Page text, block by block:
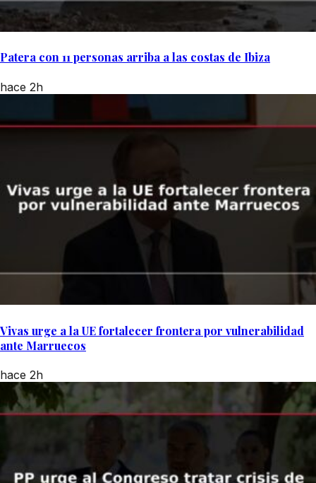
Patera con 11 personas arriba a las costas de Ibiza
hace 2h
Vivas urge a la UE fortalecer frontera por vulnerabilidad
ante Marruecos
hace 2h